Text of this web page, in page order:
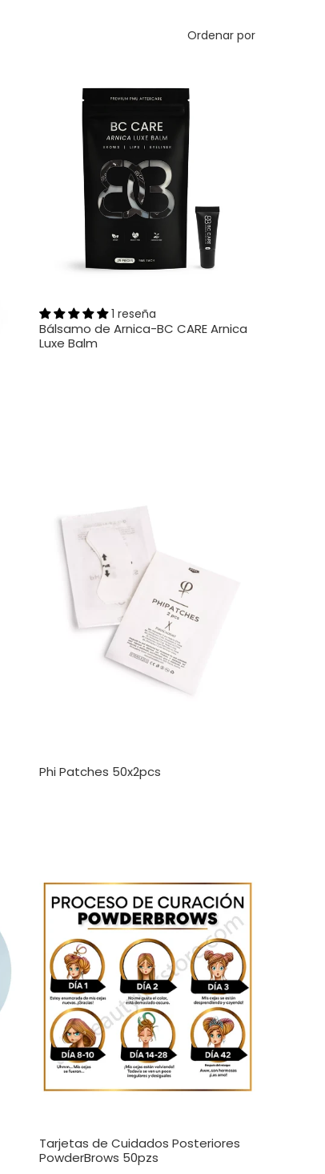
Ordenar por
1 reseña
Bálsamo de Arnica-BC CARE Arnica
Luxe Balm
Phi Patches 50x2pcs
Tarjetas de Cuidados Posteriores
PowderBrows 50pzs